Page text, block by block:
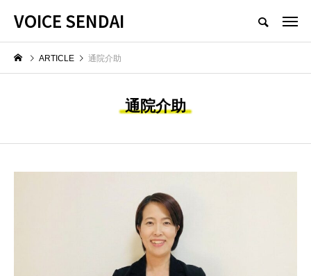
VOICE SENDAI
ARTICLE 通院介助
通院介助